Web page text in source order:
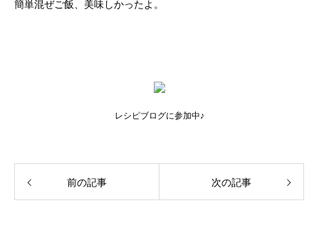
簡単混ぜご飯、美味しかったよ。
レシピブログに参加中♪
前の記事 次の記事